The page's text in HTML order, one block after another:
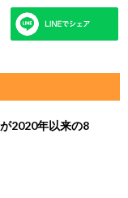
2020年以来の8